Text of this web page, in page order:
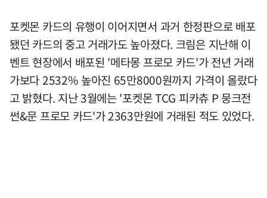
포켓몬 카드의 유행이 이어지면서 과거 한정판으로 배포
됐던 카드의 중고 거래가도 높아졌다. 크림은 지난해 이
벤트 현장에서 배포된 '메타몽 프로모 카드'가 전년 거래
가보다 2532% 높아진 65만8000원까지 가격이 올랐다
고 밝혔다. 지난 3월에는 '포켓몬 TCG 피카츄 P 뭉크전
썬&문 프로모 카드'가 2363만원에 거래된 적도 있었다.